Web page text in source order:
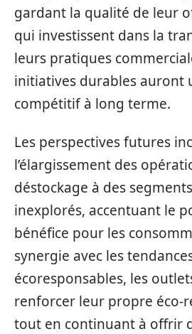
gardant la qualité de leur
qui investissent dans la
leurs pratiques
initiatives durables auront
compétitif à long terme.
Les perspectives futures
l’élargissement des
déstockage à des
inexplorés, accentuant le
bénéfice pour les
synergie avec les
écoresponsables, les
renforcer leur propre éco-
tout en continuant à offrir